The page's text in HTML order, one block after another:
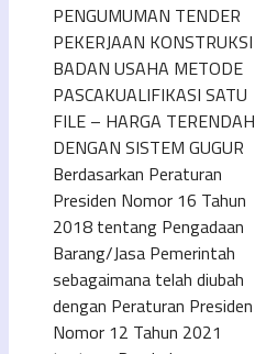
PENGUMUMAN TENDER
PEKERJAAN KONSTRUKSI
BADAN USAHA METODE
PASCAKUALIFIKASI SATU
FILE – HARGA TERENDAH
DENGAN SISTEM GUGUR
Berdasarkan Peraturan
Presiden Nomor 16 Tahun
2018 tentang Pengadaan
Barang/Jasa Pemerintah
sebagaimana telah diubah
dengan Peraturan Presiden
Nomor 12 Tahun 2021